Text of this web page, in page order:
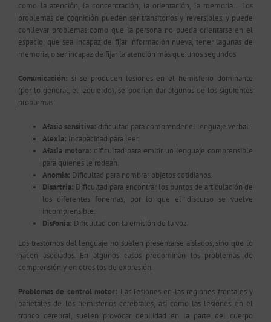
como la atención, la concentración, la orientación, la memoria… Los
problemas de cognición pueden ser transitorios y reversibles, y puede
conllevar problemas como que la persona no pueda orientarse en el
espacio, que sea incapaz de fijar información nueva, tener lagunas de
memoria, o ser incapaz de fijar la atención más que unos segundos.
Comunicación: si se producen lesiones en el hemisferio dominante
(por lo general, el izquierdo), se podrían dar algunos de los siguientes
problemas:
Afasia sensitiva: dificultad para comprender el lenguaje verbal.
Alexia: Incapacidad para leer.
Afasia motora: dificultad para emitir un lenguaje comprensible
para quienes le rodean.
Anomia: Dificultad para nombrar objetos cotidianos.
Disartria: Dificultad para encontrar los puntos de articulación de
los diferentes fonemas, por lo que el discurso se vuelve
incomprensible.
Disfonía: Dificultad con la emisión de la voz.
Los trastornos del lenguaje no suelen presentarse aislados, sino que lo
hacen asociados. En algunos casos predominan los problemas de
comprensión y en otros los de expresión.
Problemas de control motor: Las lesiones en las regiones frontales y
parietales de los hemisferios cerebrales, así como las lesiones en el
tronco cerebral, suelen provocar debilidad en la parte del cuerpo